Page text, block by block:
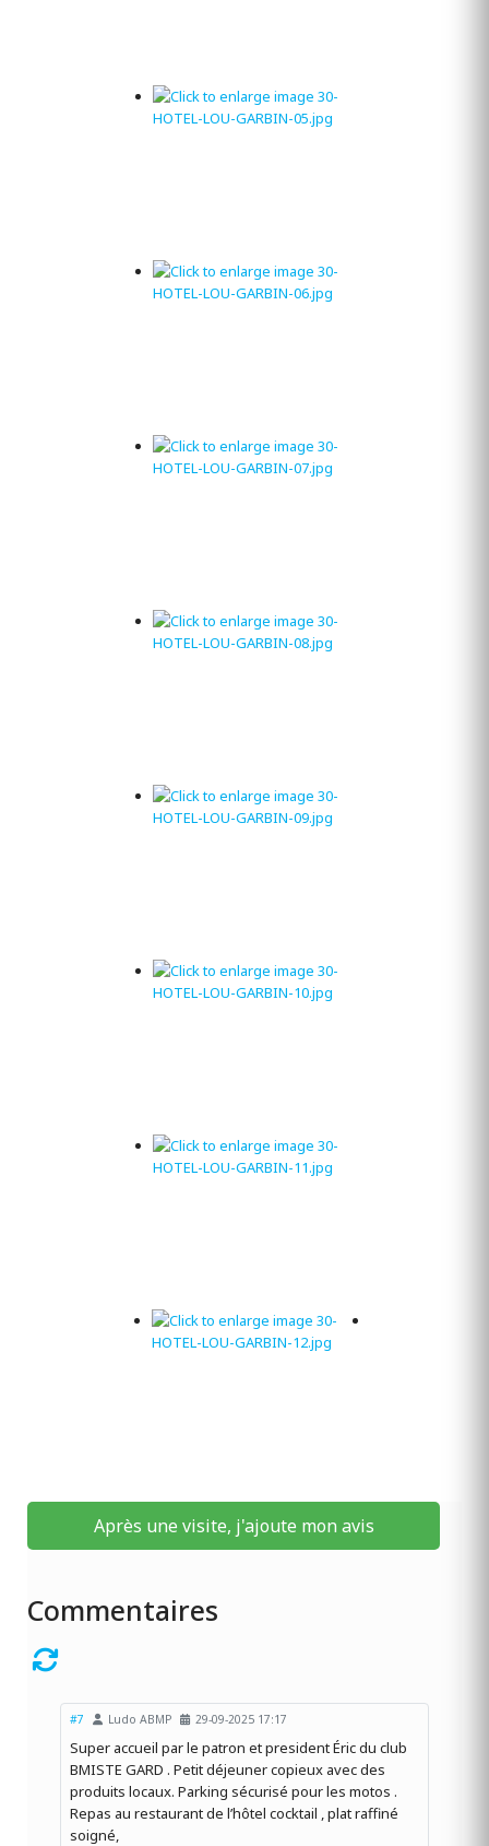
Après une visite, j'ajoute mon avis
Commentaires
#7 Ludo ABMP 29-09-2025 17:17
Super accueil par le patron et president Éric du club
BMISTE GARD . Petit déjeuner copieux avec des
produits locaux. Parking sécurisé pour les motos .
Repas au restaurant de l’hôtel cocktail , plat raffiné
soigné,